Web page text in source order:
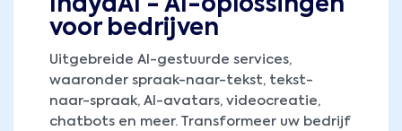
InayaAI - AI-oplossingen
voor bedrijven
Uitgebreide AI-gestuurde services,
waaronder spraak-naar-tekst, tekst-
naar-spraak, AI-avatars, videocreatie,
chatbots en meer. Transformeer uw bedrijf